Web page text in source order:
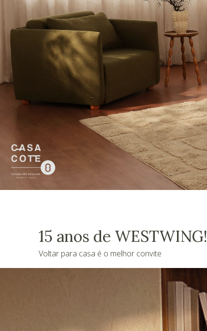
15 anos de WESTWING!
Voltar para casa é o melhor convite